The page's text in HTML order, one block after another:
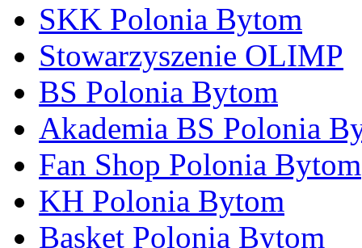
SKK Polonia Bytom
Stowarzyszenie OLIMP
BS Polonia Bytom
Akademia BS Polonia
Fan Shop Polonia Bytom
KH Polonia Bytom
Basket Polonia Bytom